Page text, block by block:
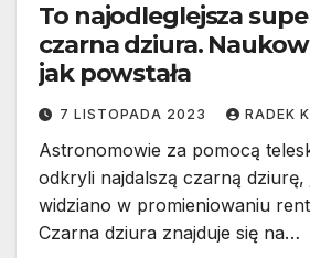
To najodleglejsza
czarna dziura.
jak powstała
7 LISTOPADA 2023 RADEK
Astronomowie za pomocą
odkryli najdalszą czarną
widziano w promieniowaniu
Czarna dziura znajduje się na…